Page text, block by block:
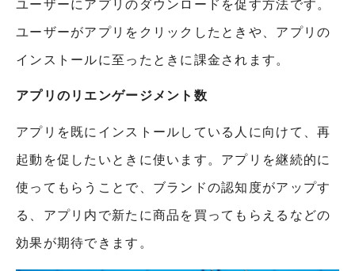
ユーザーにアプリのダウンロードを促す方法です。
ユーザーがアプリをクリックしたときや、アプリの
インストールに至ったときに課金されます。
アプリのリエンゲージメント数
アプリを既にインストールしている人に向けて、再
起動を促したいときに使います。アプリを継続的に
使ってもらうことで、ブランドの認知度がアップす
る、アプリ内で新たに商品を買ってもらえるなどの
効果が期待できます。